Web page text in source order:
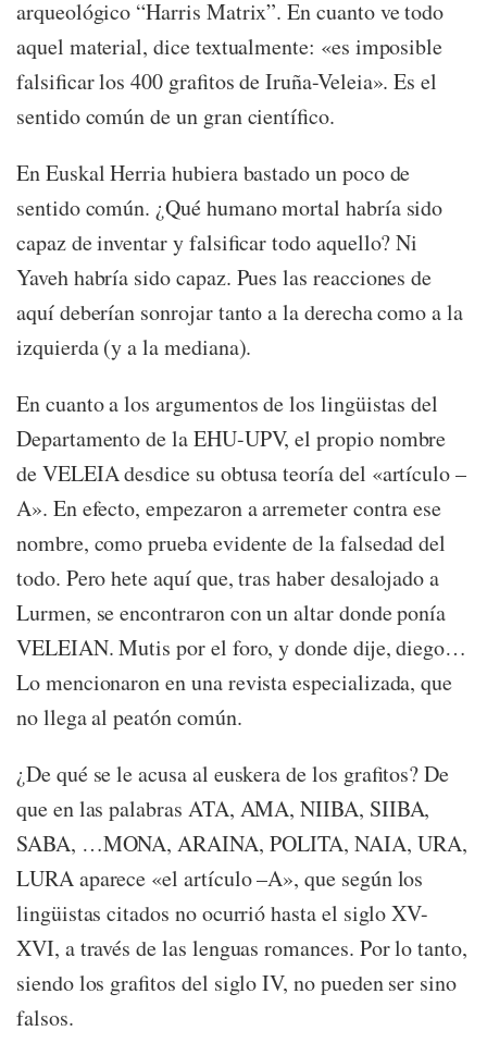
arqueológico “Harris Matrix”. En cuanto ve todo
aquel material, dice textualmente: «es imposible
falsificar los 400 grafitos de Iruña-Veleia». Es el
sentido común de un gran científico.
En Euskal Herria hubiera bastado un poco de
sentido común. ¿Qué humano mortal habría sido
capaz de inventar y falsificar todo aquello? Ni
Yaveh habría sido capaz. Pues las reacciones de
aquí deberían sonrojar tanto a la derecha como a la
izquierda (y a la mediana).
En cuanto a los argumentos de los lingüistas del
Departamento de la EHU-UPV, el propio nombre
de VELEIA desdice su obtusa teoría del «artículo –
A». En efecto, empezaron a arremeter contra ese
nombre, como prueba evidente de la falsedad del
todo. Pero hete aquí que, tras haber desalojado a
Lurmen, se encontraron con un altar donde ponía
VELEIAN. Mutis por el foro, y donde dije, diego…
Lo mencionaron en una revista especializada, que
no llega al peatón común.
¿De qué se le acusa al euskera de los grafitos? De
que en las palabras ATA, AMA, NIIBA, SIIBA,
SABA, …MONA, ARAINA, POLITA, NAIA, URA,
LURA aparece «el artículo –A», que según los
lingüistas citados no ocurrió hasta el siglo XV-
XVI, a través de las lenguas romances. Por lo tanto,
siendo los grafitos del siglo IV, no pueden ser sino
falsos.